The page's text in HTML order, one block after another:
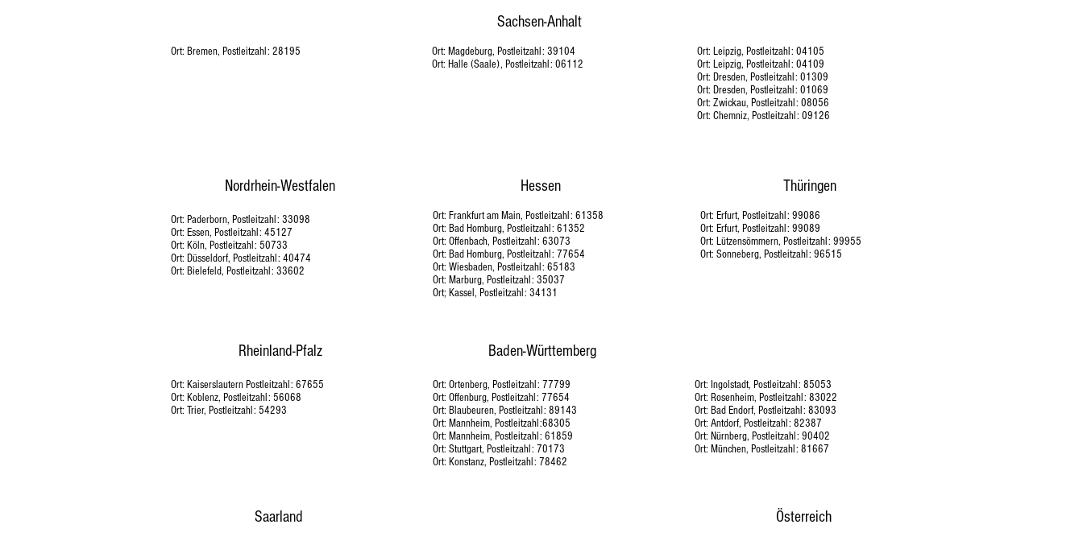
Ort: Bremen, Postleitzahl: 28195
Sachsen-Anhalt
Ort: Magdeburg, Postleitzahl: 39104
Ort: Halle (Saale), Postleitzahl: 06112
Ort: Leipzig, Postleitzahl: 04105
Ort: Leipzig, Postleitzahl: 04109
Ort: Dresden, Postleitzahl: 01309
Ort: Dresden, Postleitzahl: 01069
​Ort: Zwickau, Postleitzahl: 08056
Ort: Chemniz, Postleitzahl: 09126
Nordrhein-Westfalen
Ort: Paderborn, Postleitzahl: 33098
Ort: Essen, Postleitzahl: 45127
Ort: Köln, Postleitzahl: 50733
Ort: Düsseldorf, Postleitzahl: 40474
Ort: Bielefeld, Postleitzahl:​ 33602
Hessen
Ort: Frankfurt am Main, Postleitzahl: 61358
Ort: Bad Homburg, Postleitzahl: 61352
Ort: Offenbach, Postleitzahl: 63073
Ort: Bad Homburg, Postleitzahl: 77654
Ort: Wiesbaden, Postleitzahl: 65183
Ort: Marburg, Postleitzahl: 35037
Ort; Kassel, Postleitzahl: 34131
Thüringen
Ort: Erfurt, Postleitzahl: 99086
Ort: Erfurt, Postleitzahl: 99089
Ort: Lützensömmern, Postleitzahl: 99955
Ort: Sonneberg, Postleitzahl: 96515
Rheinland-Pfalz
Ort: Kaiserslautern Postleitzahl: 67655
Ort: Koblenz, Postleitzahl: 56068
Ort: Trier, Postleitzahl: 54293
Baden-Württemberg
Ort: Ortenberg, Postleitzahl: 77799
Ort: Offenburg, Postleitzahl: 77654
Ort: Blaubeuren, Postleitzahl: 89143
Ort: Mannheim, Postleitzahl:68305
Ort: Mannheim, Postleitzahl: 61859
Ort: Stuttgart, Postleitzahl: 70173
Ort: Konstanz, Postleitzahl: 78462
Ort: Ingolstadt, Postleitzahl: 85053
Ort: Rosenheim, Postleitzahl: 83022
Ort: Bad Endorf, Postleitzahl: 83093
Ort: Antdorf, Postleitzahl: 82387
Ort: Nürnberg, Postleitzahl: 90402
Ort: München, Postleitzahl: 81667
Saarland Österreich